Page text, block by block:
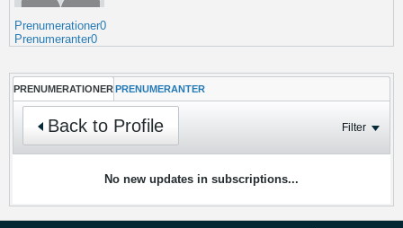
Prenumerationer0
Prenumeranter0
PRENUMERATIONER PRENUMERANTER
Back to Profile Filter
No new updates in subscriptions...